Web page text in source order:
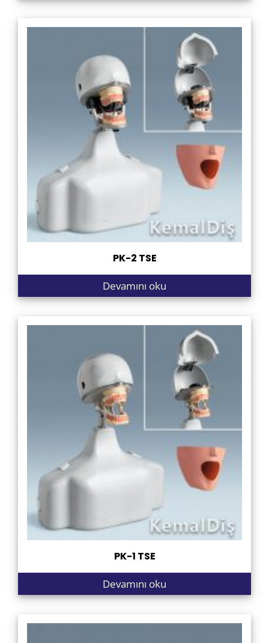
PK-2 TSE
Devamını oku
PK-1 TSE
Devamını oku